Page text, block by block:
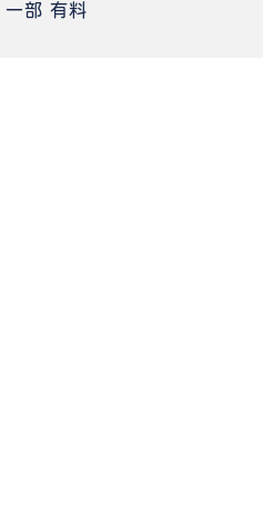
一部 有料